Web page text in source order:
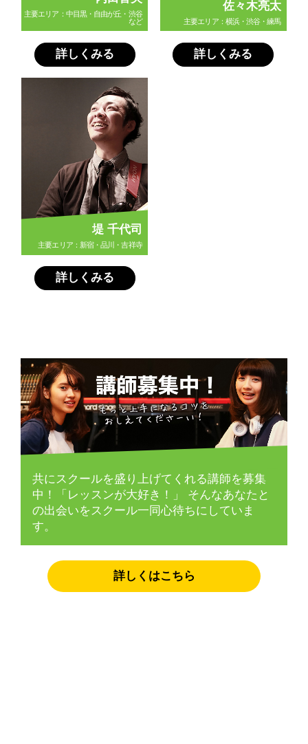
主要エリア：中目黒・自由が丘・渋谷
など
詳しくみる
佐々木亮太
主要エリア：横浜・渋谷・練馬
詳しくみる
堤 千代司
主要エリア：新宿・品川・吉祥寺
詳しくみる
共にスクールを盛り上げてくれる講師を募集
中！「レッスンが大好き！」 そんなあなたと
の出会いをスクール一同心待ちにしていま
す。
詳しくはこちら